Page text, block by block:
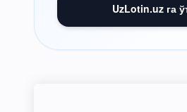
UzLotin.uz га